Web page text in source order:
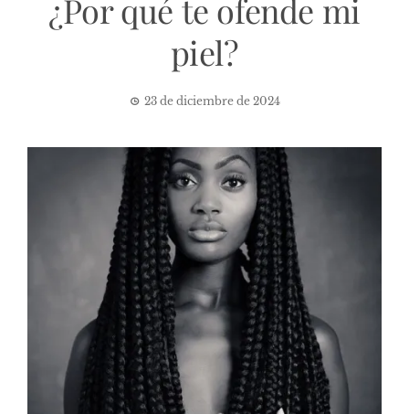
¿Por qué te ofende mi
piel?
23 de diciembre de 2024